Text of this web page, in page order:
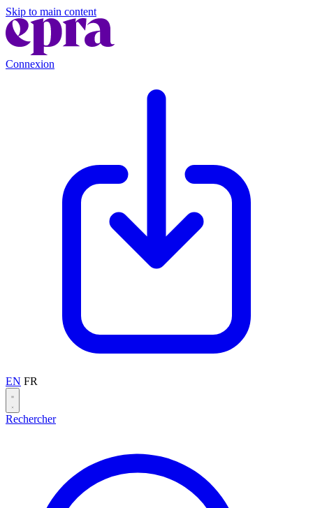
Skip to main content
Connexion
EN FR
Rechercher